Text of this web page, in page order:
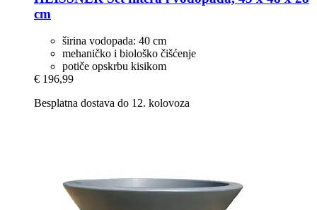
cm
širina vodopada: 40 cm
mehaničko i biološko čišćenje
potiče opskrbu kisikom
€ 196,99
Besplatna dostava do 12. kolovoza